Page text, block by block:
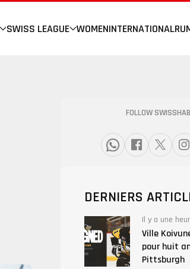
SWISS LEAGUE WOMENINTERNATIONAL
FOLLOW
DERNIERS
Il y a une
Ville
pour huit
Pittsburgh